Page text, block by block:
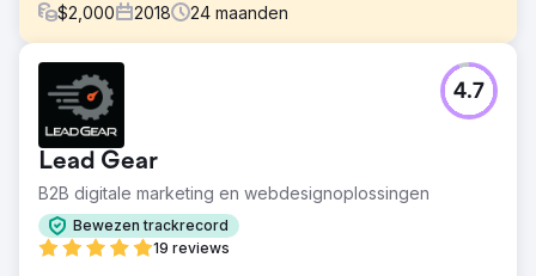
$2,000 2018 24 maanden
Uitdaging
Hero Lice Clinics was nog maar net begonnen met het
bedrijfsmodel voor het verwijderen van luizen. De zaken
gingen goed totdat nationale concurrenten zich in het
gebied van Austin vestigden en hun ranglijsten begonnen
te dalen.
Oplossing
De website is geoptimaliseerd voor snelheid en
Lead Gear
B2B digitale marketing en webdesignoplossingen
Bewezen trackrecord
19 reviews
4.7